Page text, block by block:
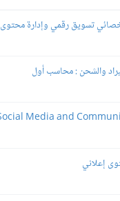
تسويق رقمي وإدارة محتوى
والشحن : محاسب أول
إعلاني